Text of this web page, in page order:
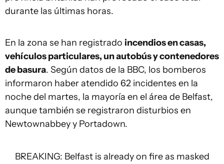
durante las últimas horas.
En la zona se han registrado incendios en casas,
vehículos particulares, un autobús y contenedores
de basura. Según datos de la BBC, los bomberos
informaron haber atendido 62 incidentes en la
noche del martes, la mayoría en el área de Belfast,
aunque también se registraron disturbios en
Newtownabbey y Portadown.
BREAKING: Belfast is already on fire as masked